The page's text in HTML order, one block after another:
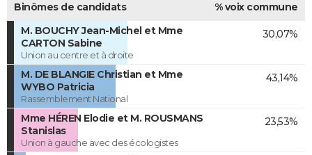
Binômes de candidats
% voix commune
M. BOUCHY Jean-Michel et Mme
CARTON Sabine
Union au centre et à droite
30,07%
M. DE BLANGIE Christian et Mme
WYBO Patricia
Rassemblement National
43,14%
Mme HÉREN Elodie et M. ROUSMANS
Stanislas
Union à gauche avec des écologistes
23,53%